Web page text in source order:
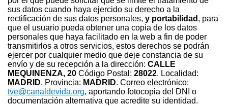
sus datos cuando haya ejercido su derecho a la
rectificación de sus datos personales, y portabilidad , para
que el usuario pueda obtener una copia de los datos
personales que haya facilitado en la web a fin de poder
transmitirlos a otros servicios, estos derechos se podrán
ejercer por cualquier medio que deje constancia de su
envío y de su recepción a la dirección: CALLE
MEQUINENZA, 20 Código Postal: 28022. Localidad:
MADRID. Provincia: MADRID. Correo electrónico:
tve@canaldevida.org, aportando fotocopia del DNI o
documentación alternativa que acredite su identidad.